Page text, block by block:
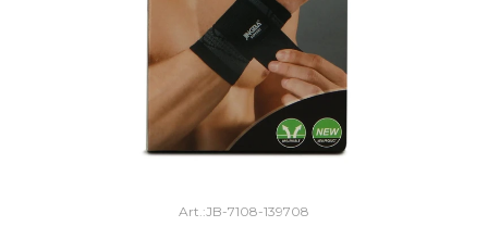
JB-7108-139708